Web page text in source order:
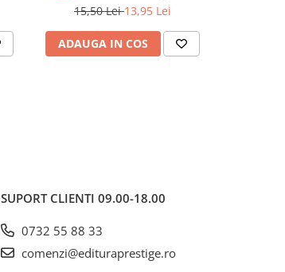
15,50 Lei13,95 Lei
ADAUGA IN COS
SUPORT CLIENTI 09.00-18.00
0732 55 88 33
comenzi@edituraprestige.ro